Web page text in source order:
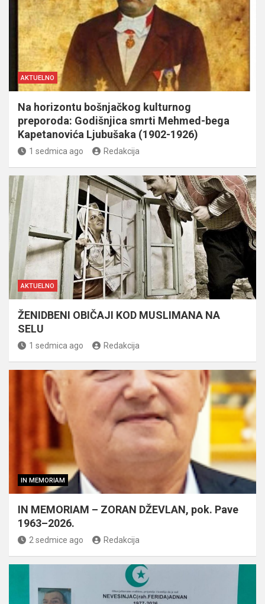
AKTUELNO
Na horizontu bošnjačkog kulturnog
preporoda: Godišnjica smrti Mehmed-bega
Kapetanovića Ljubušaka (1902-1926)
1 sedmica ago Redakcija
AKTUELNO
ŽENIDBENI OBIČAJI KOD MUSLIMANA NA
SELU
1 sedmica ago Redakcija
IN MEMORIAM
IN MEMORIAM – ZORAN DŽEVLAN, pok. Pave
1963–2026.
2 sedmice ago Redakcija